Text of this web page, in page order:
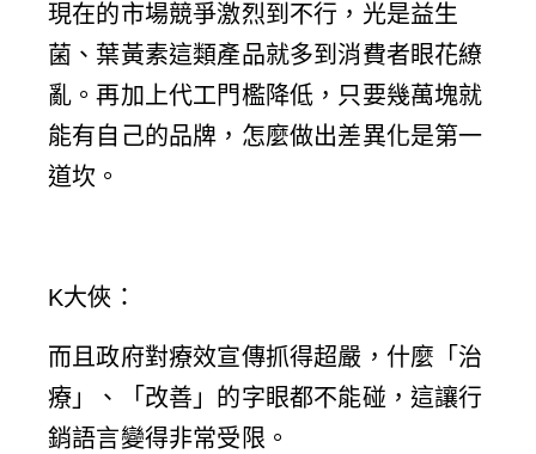
現在的市場競爭激烈到不行，光是益生
菌、葉黃素這類產品就多到消費者眼花繚
亂。再加上代工門檻降低，只要幾萬塊就
能有自己的品牌，怎麼做出差異化是第一
道坎。
K大俠 ：
而且政府對療效宣傳抓得超嚴，什麼「治
療」、「改善」的字眼都不能碰，這讓行
銷語言變得非常受限。